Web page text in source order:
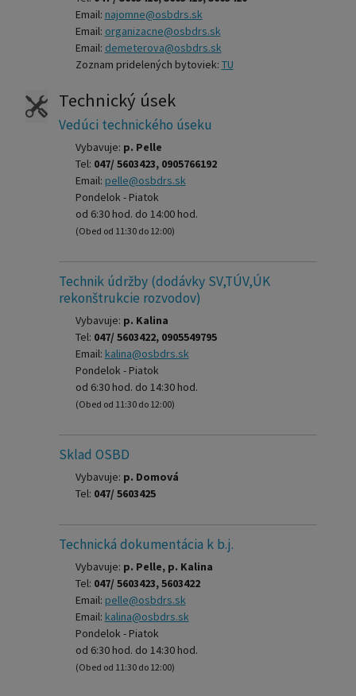
Email: najomne@osbdrs.sk
Email: organizacne@osbdrs.sk
Email: demeterova@osbdrs.sk
Zoznam pridelených bytoviek: TU
Technický úsek
Vedúci technického úseku
Vybavuje: p. Pelle
Tel: 047/ 5603423, 0905766192
Email: pelle@osbdrs.sk
Pondelok - Piatok
od 6:30 hod. do 14:00 hod.
(Obed od 11:30 do 12:00)
Technik údržby (dodávky SV,TÚV,ÚK
rekonštrukcie rozvodov)
Vybavuje: p. Kalina
Tel: 047/ 5603422, 0905549795
Email: kalina@osbdrs.sk
Pondelok - Piatok
od 6:30 hod. do 14:30 hod.
(Obed od 11:30 do 12:00)
Sklad OSBD
Vybavuje: p. Domová
Tel: 047/ 5603425
Technická dokumentácia k b.j.
Vybavuje: p. Pelle, p. Kalina
Tel: 047/ 5603423, 5603422
Email: pelle@osbdrs.sk
Email: kalina@osbdrs.sk
Pondelok - Piatok
od 6:30 hod. do 14:30 hod.
(Obed od 11:30 do 12:00)